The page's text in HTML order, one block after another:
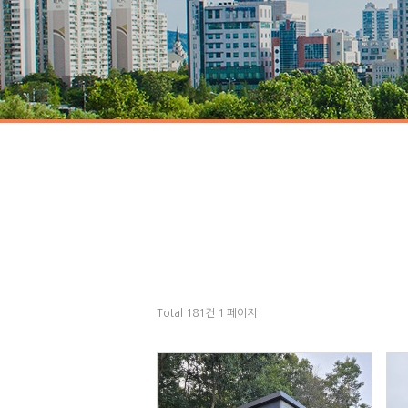
Total 181건 1 페이지